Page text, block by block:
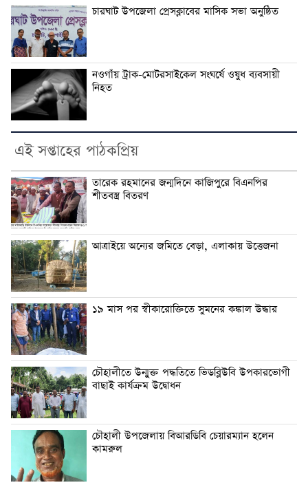
চারঘাট উপজেলা প্রেসক্লাবের মাসিক সভা অনুষ্ঠিত
নওগাঁয় ট্রাক-মোটরসাইকেল সংঘর্ষে ওষুধ ব্যবসায়ী
নিহত
এই সপ্তাহের পাঠকপ্রিয়
তারেক রহমানের জন্মদিনে কাজিপুরে বিএনপির
শীতবস্ত্র বিতরণ
আত্রাইয়ে অন্যের জমিতে বেড়া, এলাকায় উত্তেজনা
১৯ মাস পর স্বীকারোক্তিতে সুমনের কঙ্কাল উদ্ধার
চৌহালীতে উন্মুক্ত পদ্ধতিতে ভিডব্লিউবি উপকারভোগী
বাছাই কার্যক্রম উদ্বোধন
চৌহালী উপজেলায় বিআরডিবি চেয়ারম্যান হলেন
কামরুল